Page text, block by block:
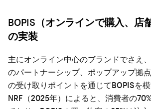
BOPIS（オンラインで購入、店
の実装
主にオンライン中心のブランドでさえ
のパートナーシップ、ポップアップ拠
の受け取りポイントを通じてBOPISを模
NRF（2025年）によると、消費者の